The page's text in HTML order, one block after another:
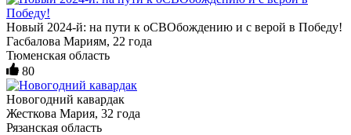
Новый 2024-й: на пути к оСВОбождению и с верой в Победу!
Гасбалова Мариям, 22 года
Тюменская область
80
Новогодний кавардак
Жесткова Мария, 32 года
Рязанская область